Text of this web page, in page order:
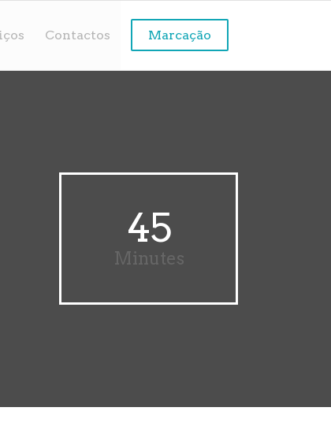
Contactos Marcação
45
Minutes